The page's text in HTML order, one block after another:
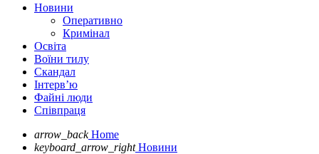
Новини
Оперативно
Кримінал
Освіта
Воїни тилу
Скандал
Інтерв’ю
Файні люди
Співпраця
arrow_back Home
keyboard_arrow_right Новини